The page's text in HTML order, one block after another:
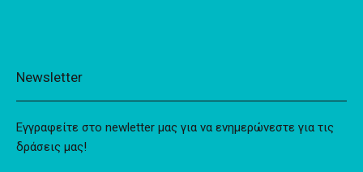
Newsletter
Εγγραφείτε στο newletter μας για να ενημερώνεστε για τις
δράσεις μας!